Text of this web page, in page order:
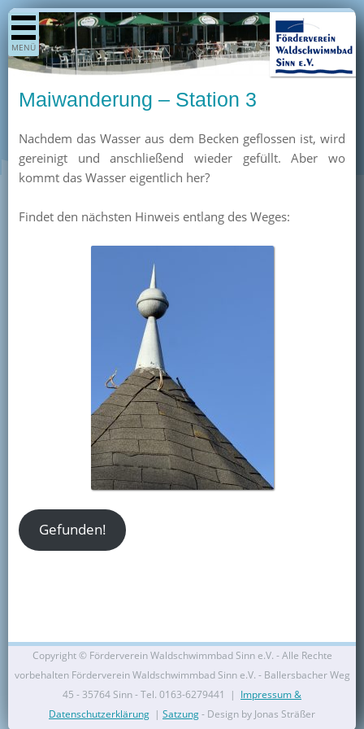
MENÜ
Shop
Aktuelles
Termine
Berichte
Bilder
Kurse
Maiwanderung – Station 3
Nachdem das Wasser aus dem Becken geflossen ist, wird
gereinigt und anschließend wieder gefüllt. Aber wo
kommt das Wasser eigentlich her?
Findet den nächsten Hinweis entlang des Weges:
Gefunden!
Copyright © Förderverein Waldschwimmbad Sinn e.V. - Alle Rechte
vorbehalten Förderverein Waldschwimmbad Sinn e.V. - Ballersbacher Weg
45 - 35764 Sinn - Tel. 0163-6279441 | Impressum &
Datenschutzerklärung | Satzung- Design by Jonas Sträßer